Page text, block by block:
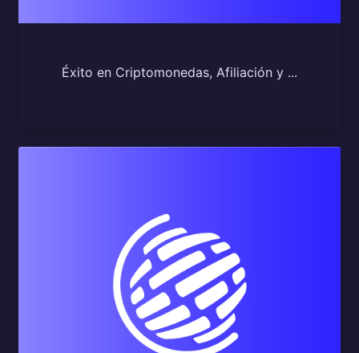
Éxito en Criptomonedas, Afiliación y ...